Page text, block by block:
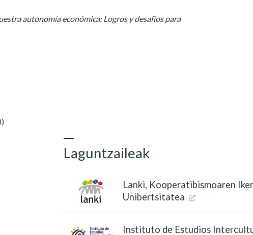
autonomía económica: Logros y desafíos para
Laguntzaileak
Lanki, Kooperatibismoaren
Unibertsitatea
Instituto de Estudios